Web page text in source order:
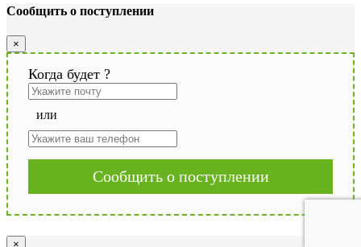
Сообщить о поступлении
×
Когда будет ?
или
Сообщить о поступлении
×